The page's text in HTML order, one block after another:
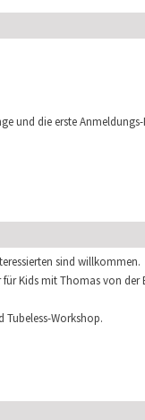
und die erste
sind willkommen.
Kids mit Thomas von
Tubeless-Workshop.